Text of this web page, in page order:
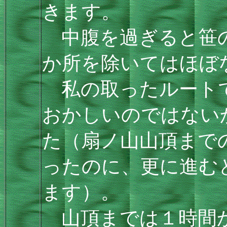
きます。
中腹を過ぎると笹
か所を除いてはほぼ
私の取ったルート
おかしいのではな
た（扇ノ山山頂まで
ったのに、更に進む
ます）。
山頂までは１時間